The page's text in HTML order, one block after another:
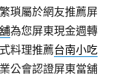
瑣屬於網友推薦屏
為您屏東現金週轉
料理推薦台南小吃
公會認證屏東當舖